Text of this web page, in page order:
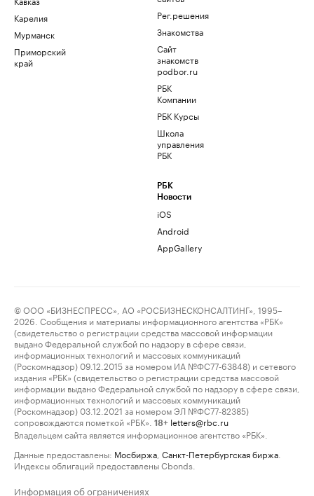
Карелия
Мурманск
Приморский
край
Рег.решения
Знакомства
Сайт
знакомств
podbor.ru
РБК
Компании
РБК Курсы
Школа
управления
РБК
РБК
Новости
iOS
Android
AppGallery
© ООО «БИЗНЕСПРЕСС», АО «РОСБИЗНЕСКОНСАЛТИНГ», 1995–
2026. Сообщения и материалы информационного агентства «РБК»
(свидетельство о регистрации средства массовой информации
выдано Федеральной службой по надзору в сфере связи,
информационных технологий и массовых коммуникаций
(Роскомнадзор) 09.12.2015 за номером ИА №ФС77-63848) и сетевого
издания «РБК» (свидетельство о регистрации средства массовой
информации выдано Федеральной службой по надзору в сфере связи,
информационных технологий и массовых коммуникаций
(Роскомнадзор) 03.12.2021 за номером ЭЛ №ФС77-82385)
сопровождаются пометкой «РБК».
18+ letters@rbc.ru
Владельцем сайта является информационное агентство «РБК».
Данные предоставлены: Мосбиржа Санкт-Петербургская биржа
Индексы облигаций предоставлены Cbonds.
Информация об ограничениях